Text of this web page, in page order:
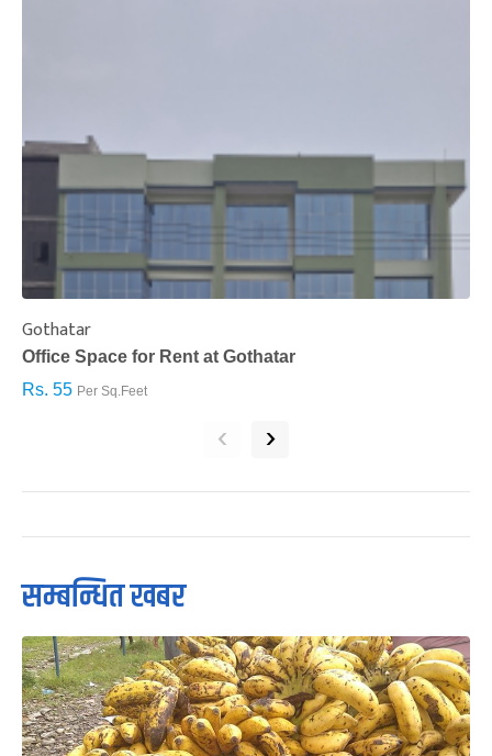
Gothatar
Office Space for Rent at Gothatar
Rs. 55 Per Sq.Feet
‹ ›
सम्बन्धित खबर